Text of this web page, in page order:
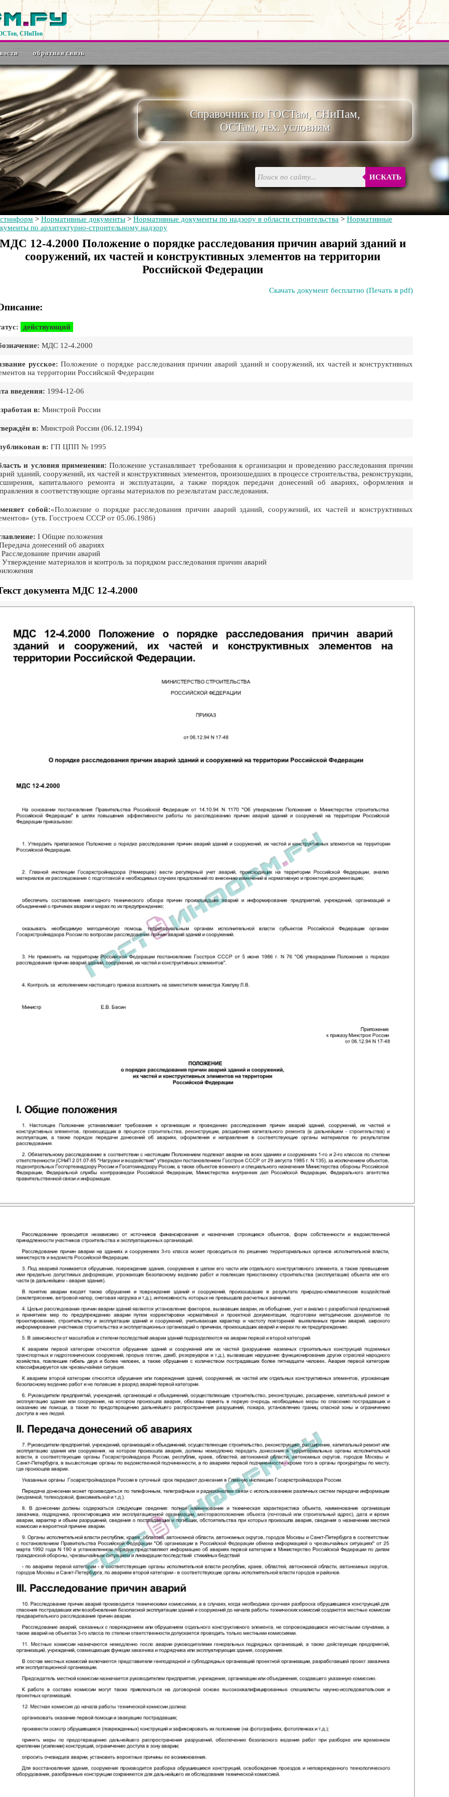
СНиПов
обратная связь
Справочник по ГОСТам, СНиПам,
ОСТам, тех. условиям
ИСКАТЬ
> Нормативные документы > Нормативные документы по надзору в области строительства > Нормативные
по архитектурно-строительному надзору
МДС 12-4.2000 Положение о порядке расследования причин аварий зданий и
сооружений, их частей и конструктивных элементов на территории
Российской Федерации
Скачать документ бесплатно (Печать в pdf)
действующий
МДС 12-4.2000
русское: Положение о порядке расследования причин аварий зданий и сооружений, их частей и конструктивных
на территории Российской Федерации
введения: 1994-12-06
в: Минстрой России
в: Минстрой России (06.12.1994)
в: ГП ЦПП № 1995
и условия применения: Положение устанавливает требования к организации и проведению расследования причин
зданий, сооружений, их частей и конструктивных элементов, произошедших в процессе строительства, реконструкции,
капитального ремонта и эксплуатации, а также порядок передачи донесений об авариях, оформления и
в соответствующие органы материалов по резельтатам расследования.
собой:«Положение о порядке расследования причин аварий зданий, сооружений, их частей и конструктивных
(утв. Госстроем СССР от 05.06.1986)
I Общие положения
донесений об авариях
причин аварий
материалов и контроль за порядком расследования причин аварий
документа МДС 12-4.2000